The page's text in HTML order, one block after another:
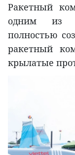
Ракетный
одним из
полностью
ракетный
крылатые